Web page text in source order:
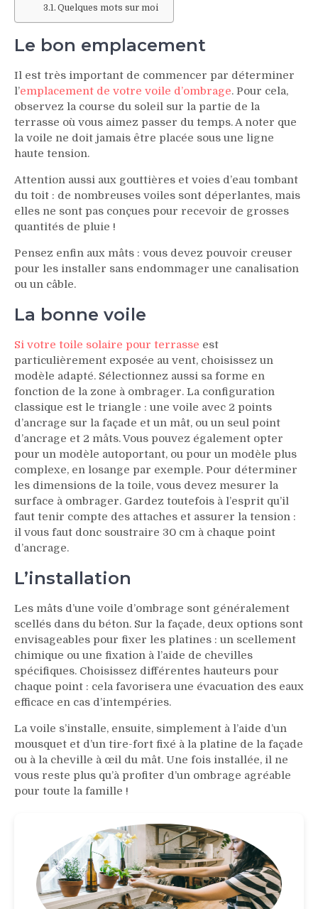
Quelques mots sur moi
Le bon emplacement
Il est très important de commencer par déterminer
l’emplacement de votre voile d’ombrage. Pour cela,
observez la course du soleil sur la partie de la
terrasse où vous aimez passer du temps. A noter que
la voile ne doit jamais être placée sous une ligne
haute tension.
Attention aussi aux gouttières et voies d’eau tombant
du toit : de nombreuses voiles sont déperlantes, mais
elles ne sont pas conçues pour recevoir de grosses
quantités de pluie !
Pensez enfin aux mâts : vous devez pouvoir creuser
pour les installer sans endommager une canalisation
ou un câble.
La bonne voile
Si votre toile solaire pour terrasse est
particulièrement exposée au vent, choisissez un
modèle adapté. Sélectionnez aussi sa forme en
fonction de la zone à ombrager. La configuration
classique est le triangle : une voile avec 2 points
d’ancrage sur la façade et un mât, ou un seul point
d’ancrage et 2 mâts. Vous pouvez également opter
pour un modèle autoportant, ou pour un modèle plus
complexe, en losange par exemple. Pour déterminer
les dimensions de la toile, vous devez mesurer la
surface à ombrager. Gardez toutefois à l’esprit qu’il
faut tenir compte des attaches et assurer la tension :
il vous faut donc soustraire 30 cm à chaque point
d’ancrage.
L’installation
Les mâts d’une voile d’ombrage sont généralement
scellés dans du béton. Sur la façade, deux options sont
envisageables pour fixer les platines : un scellement
chimique ou une fixation à l’aide de chevilles
spécifiques. Choisissez différentes hauteurs pour
chaque point : cela favorisera une évacuation des eaux
efficace en cas d’intempéries.
La voile s’installe, ensuite, simplement à l’aide d’un
mousquet et d’un tire-fort fixé à la platine de la façade
ou à la cheville à œil du mât. Une fois installée, il ne
vous reste plus qu’à profiter d’un ombrage agréable
pour toute la famille !